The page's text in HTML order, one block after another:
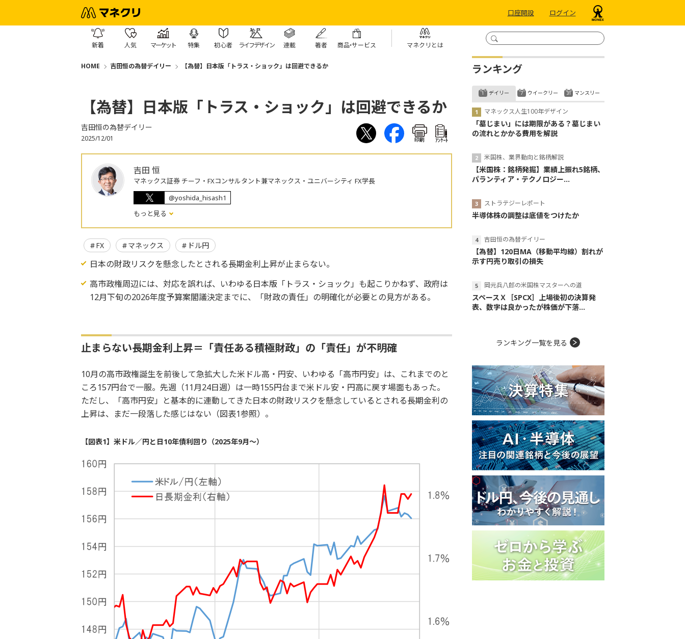
口座開設 ログイン
新着 人気 マーケット 特集 初心者 ライフデザイン 連載 著者 商品・サービス マネクリとは
HOME 吉田恒の為替デイリー 【為替】日本版「トラス・ショック」は回避できるか
【為替】日本版「トラス・ショック」は回避できるか
吉田恒の為替デイリー
2025/12/01 印刷 ｱﾝｹｰﾄ
吉田 恒
マネックス証券 チーフ・FXコンサルタント兼マネックス・ユニバーシティ FX学長
@yoshida_hisash1
もっと見る
FX マネックス ドル円
日本の財政リスクを懸念したとされる長期金利上昇が止まらない。
高市政権周辺には、対応を誤れば、いわゆる日本版「トラス・ショック」も起こりかねず、政府は
12月下旬の2026年度予算案閣議決定までに、「財政の責任」の明確化が必要との見方がある。
止まらない長期金利上昇＝「責任ある積極財政」の「責任」が不明確
10月の高市政権誕生を前後して急拡大した米ドル高・円安、いわゆる「高市円安」は、これまでのと
ころ157円台で一服。先週（11月24日週）は一時155円台まで米ドル安・円高に戻す場面もあった。
ただし、「高市円安」と基本的に連動してきた日本の財政リスクを懸念しているとされる長期金利の
上昇は、まだ一段落した感じはない（図表1参照）。
【図表1】米ドル／円と日10年債利回り（2025年9月～）
ランキング
デイリー
マネックス人生100年デザイン
「墓じまい」には期限がある？墓じまい
の流れとかかる費用を解説
米国株、業界動向と銘柄解説
【米国株：銘柄発掘】業績上振れ5銘柄、
パランティア・テクノロジー...
ストラテジーレポート
半導体株の調整は底値をつけたか
吉田恒の為替デイリー
【為替】120日MA（移動平均線）割れが
示す円売り取引の損失
岡元兵八郎の米国株マスターへの道
スペースＸ［SPCX］上場後初の決算発
表、数字は良かったが株価が下落...
ウイークリー マンスリー
ランキング一覧を見る